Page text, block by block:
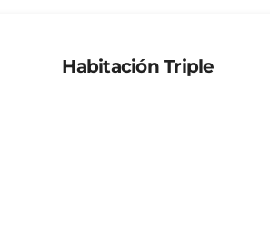
Habitación Triple